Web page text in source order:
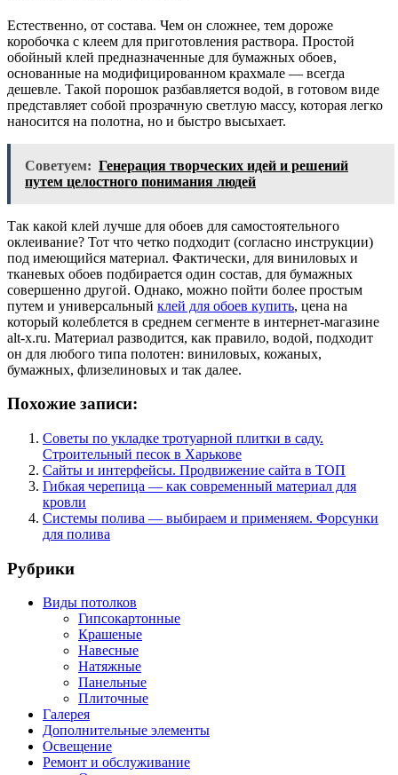
Естественно, от состава. Чем он сложнее, тем дороже
коробочка с клеем для приготовления раствора. Простой
обойный клей предназначенные для бумажных обоев,
основанные на модифицированном крахмале — всегда
дешевле. Такой порошок разбавляется водой, в готовом виде
представляет собой прозрачную светлую массу, которая легко
наносится на полотна, но и быстро высыхает.
Советуем: Генерация творческих идей и решений
путем целостного понимания людей
Так какой клей лучше для обоев для самостоятельного
оклеивание? Тот что четко подходит (согласно инструкции)
под имеющийся материал. Фактически, для виниловых и
тканевых обоев подбирается один состав, для бумажных
совершенно другой. Однако, можно пойти более простым
путем и универсальный клей для обоев купить, цена на
который колеблется в среднем сегменте в интернет-магазине
alt-x.ru. Материал разводится, как правило, водой, подходит
он для любого типа полотен: виниловых, кожаных,
бумажных, флизелиновых и так далее.
Похожие записи:
Советы по укладке тротуарной плитки в саду.
Строительный песок в Харькове
Сайты и интерфейсы. Продвижение сайта в ТОП
Гибкая черепица — как современный материал для
кровли
Системы полива — выбираем и применяем. Форсунки
для полива
Рубрики
Виды потолков
Гипсокартонные
Крашеные
Навесные
Натяжные
Панельные
Плиточные
Галерея
Дополнительные элементы
Освещение
Ремонт и обслуживание